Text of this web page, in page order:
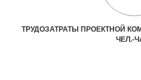
ТРУДОЗАТРАТЫ ПРОЕКТНОЙ
ЧЕЛ.-